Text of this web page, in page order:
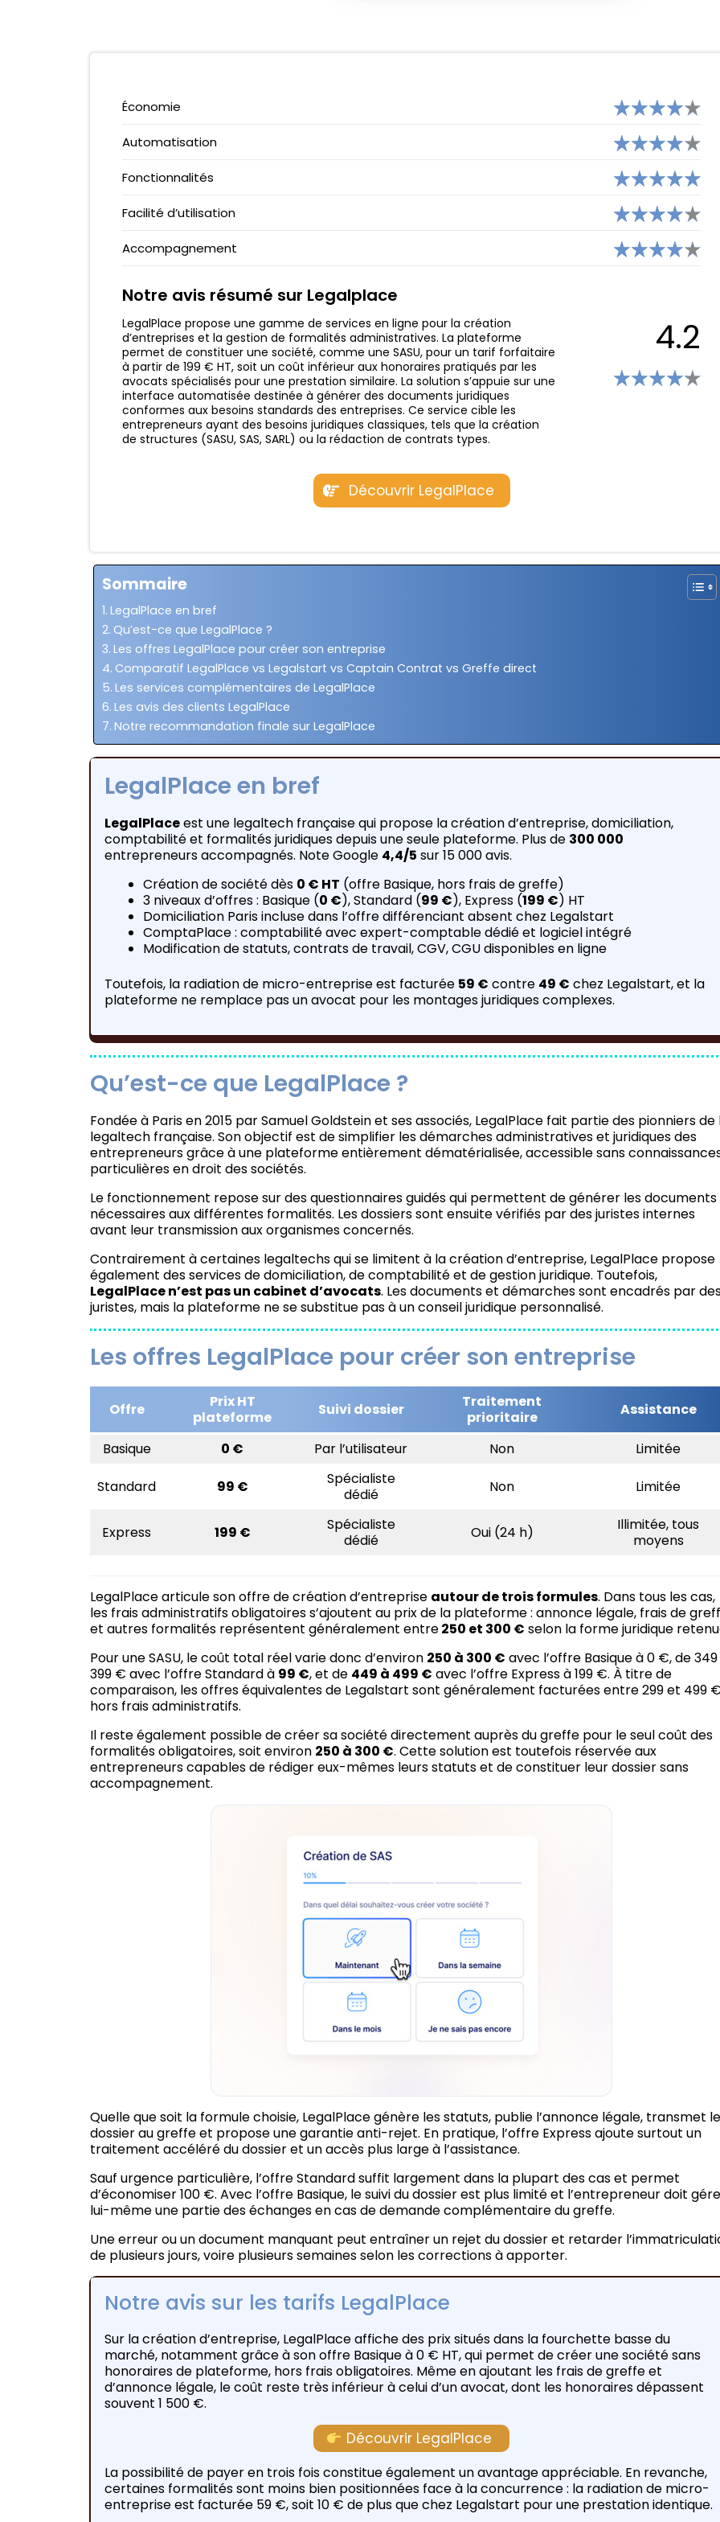
GARANCE
RAMIFY
MONIWAN
MINTOS
AMERICAN EXPRESS
N26 VS MONESE
EKO (CRÉDIT AGRICOLE)
Économie
Automatisation
Fonctionnalités
Facilité d’utilisation
Accompagnement
Notre avis résumé sur Legalplace
LegalPlace propose une gamme de services en ligne pour la création
d’entreprises et la gestion de formalités administratives. La plateforme
permet de constituer une société, comme une SASU, pour un tarif forfaitaire
à partir de 199 € HT, soit un coût inférieur aux honoraires pratiqués par les
avocats spécialisés pour une prestation similaire. La solution s’appuie sur une
interface automatisée destinée à générer des documents juridiques
conformes aux besoins standards des entreprises. Ce service cible les
entrepreneurs ayant des besoins juridiques classiques, tels que la création
de structures (SASU, SAS, SARL) ou la rédaction de contrats types.
4.2
Découvrir LegalPlace
Sommaire
LegalPlace en bref
Qu’est-ce que LegalPlace ?
Les offres LegalPlace pour créer son entreprise
Comparatif LegalPlace vs Legalstart vs Captain Contrat vs Greffe direct
Les services complémentaires de LegalPlace
Les avis des clients LegalPlace
Notre recommandation finale sur LegalPlace
LegalPlace en bref
LegalPlaceest une legaltech française qui propose la création d’entreprise, domiciliation,
comptabilité et formalités juridiques depuis une seule plateforme. Plus de 300 000
entrepreneurs accompagnés. Note Google 4,4/5 sur 15 000 avis.
Création de société dès 0 € HT (offre Basique, hors frais de greffe)
3 niveaux d’offres : Basique (0 €), Standard (99 €), Express (199 €) HT
Domiciliation Paris incluse dans l’offre différenciant absent chez Legalstart
ComptaPlace : comptabilité avec expert-comptable dédié et logiciel intégré
Modification de statuts, contrats de travail, CGV, CGU disponibles en ligne
Toutefois, la radiation de micro-entreprise est facturée 59 € contre 49 € chez Legalstart, et la
plateforme ne remplace pas un avocat pour les montages juridiques complexes.
Qu’est-ce que LegalPlace ?
Fondée à Paris en 2015 par Samuel Goldstein et ses associés, LegalPlace fait partie des pionniers de
legaltech française. Son objectif est de simplifier les démarches administratives et juridiques des
entrepreneurs grâce à une plateforme entièrement dématérialisée, accessible sans
particulières en droit des sociétés.
Le fonctionnement repose sur des questionnaires guidés qui permettent de générer les documents
nécessaires aux différentes formalités. Les dossiers sont ensuite vérifiés par des juristes internes
avant leur transmission aux organismes concernés.
Contrairement à certaines legaltechs qui se limitent à la création d’entreprise, LegalPlace propose
également des services de domiciliation, de comptabilité et de gestion juridique. Toutefois,
LegalPlace n’est pas un cabinet d’avocats. Les documents et démarches sont encadrés par
juristes, mais la plateforme ne se substitue pas à un conseil juridique personnalisé.
Les offres LegalPlace pour créer son entreprise
Offre
Prix HT
plateforme
Suivi dossier
Traitement
prioritaire
Assistance
Basique 0 € Par l’utilisateur Non Limitée
Standard 99 €
Spécialiste
dédié
Non Limitée
Express 199 €
Spécialiste
dédié
Oui (24 h)
Illimitée, tous
moyens
LegalPlace articule son offre de création d’entreprise autour de trois formules. Dans tous les cas,
les frais administratifs obligatoires s’ajoutent au prix de la plateforme : annonce légale, frais de
et autres formalités représentent généralement entre250 et 300 € selon la forme juridique
Pour une SASU, le coût total réel varie donc d’environ 250 à 300 € avec l’offre Basique à 0 €, de
399 € avec l’offre Standard à 99 €, et de 449 à 499 € avec l’offre Express à 199 €. À titre de
comparaison, les offres équivalentes de Legalstart sont généralement facturées entre 299 et 499
hors frais administratifs.
Il reste également possible de créer sa société directement auprès du greffe pour le seul coût des
formalités obligatoires, soit environ 250 à 300 €. Cette solution est toutefois réservée aux
entrepreneurs capables de rédiger eux-mêmes leurs statuts et de constituer leur dossier sans
accompagnement.
Quelle que soit la formule choisie, LegalPlace génère les statuts, publie l’annonce légale, transmet le
dossier au greffe et propose une garantie anti-rejet. En pratique, l’offre Express ajoute surtout un
traitement accéléré du dossier et un accès plus large à l’assistance.
Sauf urgence particulière, l’offre Standard suffit largement dans la plupart des cas et permet
d’économiser 100 €. Avec l’offre Basique, le suivi du dossier est plus limité et l’entrepreneur doit
lui-même une partie des échanges en cas de demande complémentaire du greffe.
Une erreur ou un document manquant peut entraîner un rejet du dossier et retarder
de plusieurs jours, voire plusieurs semaines selon les corrections à apporter.
Notre avis sur les tarifs LegalPlace
Sur la création d’entreprise, LegalPlace affiche des prix situés dans la fourchette basse du
marché, notamment grâce à son offre Basique à 0 € HT, qui permet de créer une société sans
honoraires de plateforme, hors frais obligatoires. Même en ajoutant les frais de greffe et
d’annonce légale, le coût reste très inférieur à celui d’un avocat, dont les honoraires dépassent
souvent 1 500 €.
Découvrir LegalPlace
La possibilité de payer en trois fois constitue également un avantage appréciable. En revanche,
certaines formalités sont moins bien positionnées face à la concurrence : la radiation de micro-
entreprise est facturée 59 €, soit 10 € de plus que chez Legalstart pour une prestation identique.